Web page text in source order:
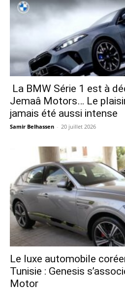
La BMW Série 1 est à
Jemaâ Motors… Le
jamais été aussi intense
Samir Belhassen - 20 juillet 2026
Le luxe automobile
Tunisie : Genesis
Motor